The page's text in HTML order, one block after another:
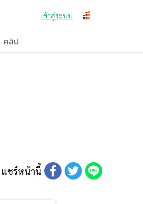
เข้าสู่ระบบ
คลิป
แชร์หน้านี้